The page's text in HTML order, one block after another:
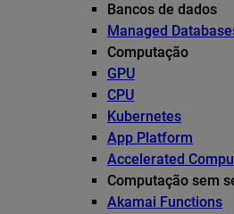
Bancos de dados
Managed
Computação
GPU
CPU
Kubernetes
App Platform
Accelerated
Computação sem
Akamai Functions